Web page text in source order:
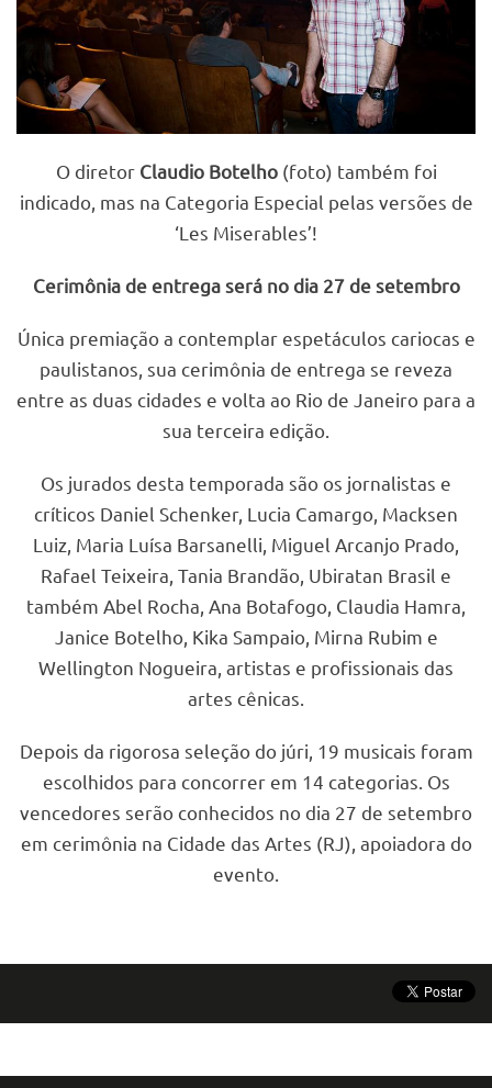
O diretor Claudio Botelho(foto) também foi
indicado, mas na Categoria Especial pelas versões de
‘Les Miserables’!
Cerimônia de entrega será no dia 27 de setembro
Única premiação a contemplar espetáculos cariocas e
paulistanos, sua cerimônia de entrega se reveza
entre as duas cidades e volta ao Rio de Janeiro para a
sua terceira edição.
Os jurados desta temporada são os jornalistas e
críticos Daniel Schenker, Lucia Camargo, Macksen
Luiz, Maria Luísa Barsanelli, Miguel Arcanjo Prado,
Rafael Teixeira, Tania Brandão, Ubiratan Brasil e
também Abel Rocha, Ana Botafogo, Claudia Hamra,
Janice Botelho, Kika Sampaio, Mirna Rubim e
Wellington Nogueira, artistas e profissionais das
artes cênicas.
Depois da rigorosa seleção do júri, 19 musicais foram
escolhidos para concorrer em 14 categorias. Os
vencedores serão conhecidos no dia 27 de setembro
em cerimônia na Cidade das Artes (RJ), apoiadora do
evento.